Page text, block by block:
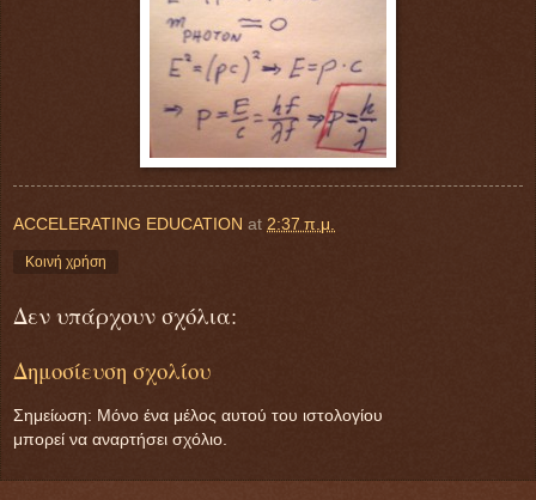
ACCELERATING EDUCATION at 2:37 π.μ.
Κοινή χρήση
Δεν υπάρχουν σχόλια:
Δημοσίευση σχολίου
Σημείωση: Μόνο ένα μέλος αυτού του ιστολογίου
μπορεί να αναρτήσει σχόλιο.